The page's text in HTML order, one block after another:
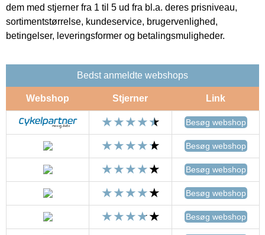
dem med stjerner fra 1 til 5 ud fra bl.a. deres prisniveau,
sortimentstørrelse, kundeservice, brugervenlighed,
betingelser, leveringsformer og betalingsmuligheder.
Bedst anmeldte webshops
Webshop Stjerner Link
Besøg webshop
Besøg webshop
Besøg webshop
Besøg webshop
Besøg webshop